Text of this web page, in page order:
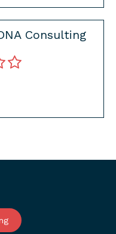
Consulting